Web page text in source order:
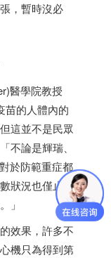
，暫時沒必
醫學院教授
苗的人體內的
這並不是民眾
不論是輝瑞、
於防範重症都
狀況也僅止於
」
效果，許多不
機只為得到第